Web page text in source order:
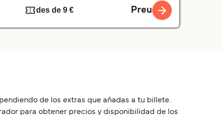
des de 9 € Preu
de los extras que añadas a tu billete.
para obtener precios y disponibilidad de los